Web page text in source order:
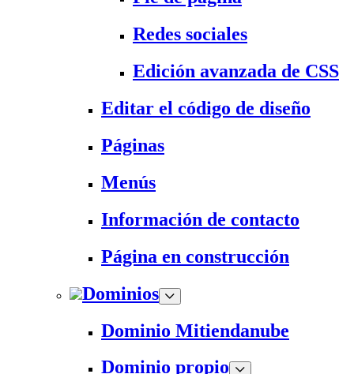
Redes sociales
Edición avanzada de CSS
Editar el código de diseño
Páginas
Menús
Información de contacto
Página en construcción
Dominios
Dominio Mitiendanube
Dominio propio